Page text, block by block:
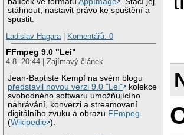
stáhnout, nastavit právo ke spuštění a
spustit.
Ladislav Hagara| Komentářů: 0
FFmpeg 9.0 "Lei"
4.8. 20:44 | Zajímavý článek
Jean-Baptiste Kempf na svém blogu
představil novou verzi 9.0 "Lei"
kolekce
svobodného softwaru umožňujícího
nahrávání, konverzi a streamovaní
digitálního zvuku a obrazu FFmpeg
(Wikipedie ).